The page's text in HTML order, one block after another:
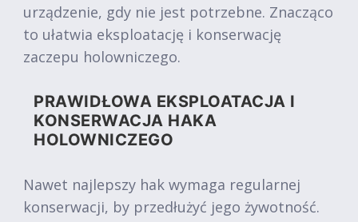
urządzenie, gdy nie jest potrzebne. Znacząco
to ułatwia eksploatację i konserwację
zaczepu holowniczego.
PRAWIDŁOWA EKSPLOATACJA I
KONSERWACJA HAKA
HOLOWNICZEGO
Nawet najlepszy hak wymaga regularnej
konserwacji, by przedłużyć jego żywotność.